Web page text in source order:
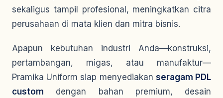
sekaligus tampil profesional, meningkatkan citra
perusahaan di mata klien dan mitra bisnis.
Apapun kebutuhan industri Anda—konstruksi,
pertambangan, migas, atau manufaktur—
Pramika Uniform siap menyediakan seragam PDL
custom dengan bahan premium, desain